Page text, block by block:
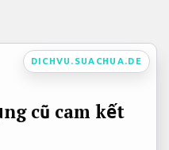
DICHVU.SUACHUA.DE
cũ cam kết